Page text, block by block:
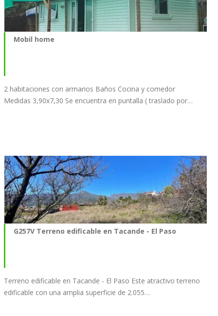
Mobil home
2 habitaciones con armarios Baños Cocina y comedor
Medidas 3,90x7,30 Se encuentra en puntalla ( traslado por…
G257V Terreno edificable en Tacande - El Paso
Terreno edificable en Tacande - El Paso Este atractivo terreno
edificable con una amplia superficie de 2.055…